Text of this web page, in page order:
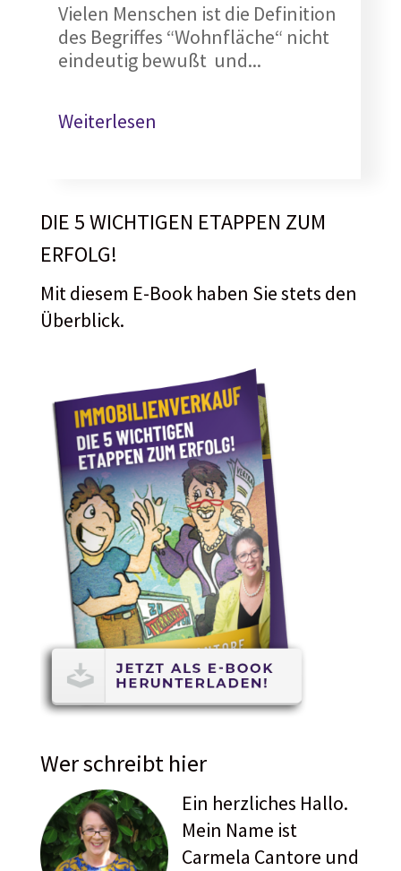
Vielen Menschen ist die Definition
des Begriffes “Wohnfläche“ nicht
eindeutig bewußt und...
Weiterlesen
DIE 5 WICHTIGEN ETAPPEN ZUM
ERFOLG!
Mit diesem E-Book haben Sie stets den
Überblick.
Wer schreibt hier
Ein herzliches Hallo.
Mein Name ist
Carmela Cantore und